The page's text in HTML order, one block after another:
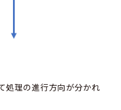
処理の進行方向が分かれ